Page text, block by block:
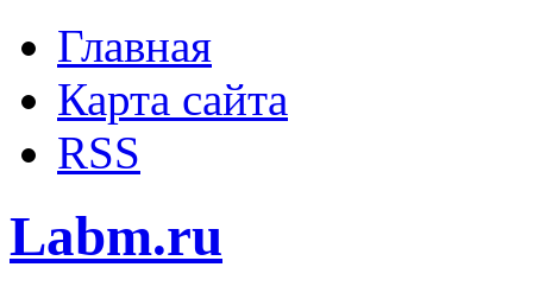
Главная
Карта сайта
RSS
Labm.ru